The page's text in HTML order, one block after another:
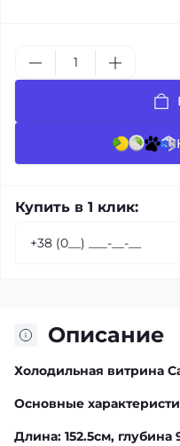
Купить в 1 клик:
Описание
Холодильная витрина
Основные
Длина: 152.5см, глубина